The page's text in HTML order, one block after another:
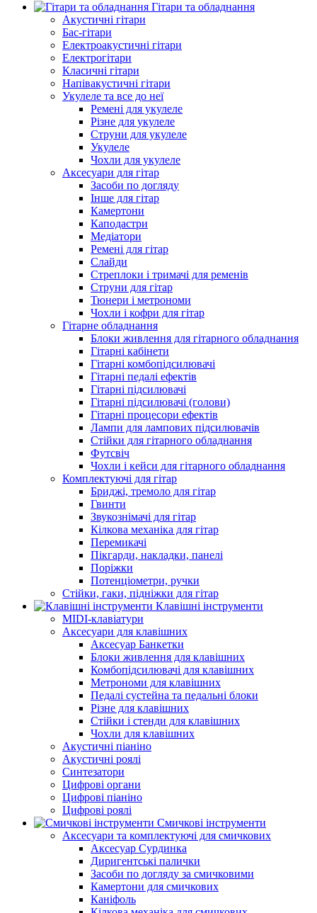
Гітари та обладнання
Акустичні гітари
Бас-гітари
Електроакустичні гітари
Електрогітари
Класичні гітари
Напівакустичні гітари
Укулеле та все до неї
Ремені для укулеле
Різне для укулеле
Струни для укулеле
Укулеле
Чохли для укулеле
Аксесуари для гітар
Засоби по догляду
Інше для гітар
Камертони
Каподастри
Медіатори
Ремені для гітар
Слайди
Стреплоки і тримачі для ременів
Струни для гітар
Тюнери і метрономи
Чохли і кофри для гітар
Гітарне обладнання
Блоки живлення для гітарного обладнання
Гітарні кабінети
Гітарні комбопідсилювачі
Гітарні педалі ефектів
Гітарні підсилювачі
Гітарні підсилювачі (голови)
Гітарні процесори ефектів
Лампи для лампових підсилювачів
Стійки для гітарного обладнання
Футсвіч
Чохли і кейси для гітарного обладнання
Комплектуючі для гітар
Бриджі, тремоло для гітар
Гвинти
Звукознімачі для гітар
Кілкова механіка для гітар
Перемикачі
Пікгарди, накладки, панелі
Поріжки
Потенціометри, ручки
Стійки, гаки, підніжки для гітар
Клавішні інструменти
MIDI-клавіатури
Аксесуари для клавішних
Аксесуар Банкетки
Блоки живлення для клавішних
Комбопідсилювачі для клавішних
Метрономи для клавішних
Педалі сустейна та педальні блоки
Різне для клавішних
Стійки і стенди для клавішних
Чохли для клавішних
Акустичні піаніно
Акустичні роялі
Синтезатори
Цифрові органи
Цифрові піаніно
Цифрові роялі
Смичкові інструменти
Аксесуари та комплектуючі для смичкових
Аксесуар Сурдинка
Диригентські палички
Засоби по догляду за смичковими
Камертони для смичкових
Каніфоль